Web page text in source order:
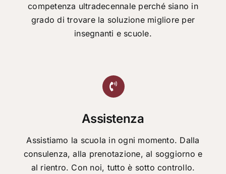
competenza ultradecennale perché siano in
grado di trovare la soluzione migliore per
insegnanti e scuole.
Assistenza
Assistiamo la scuola in ogni momento. Dalla
consulenza, alla prenotazione, al soggiorno e
al rientro. Con noi, tutto è sotto controllo.